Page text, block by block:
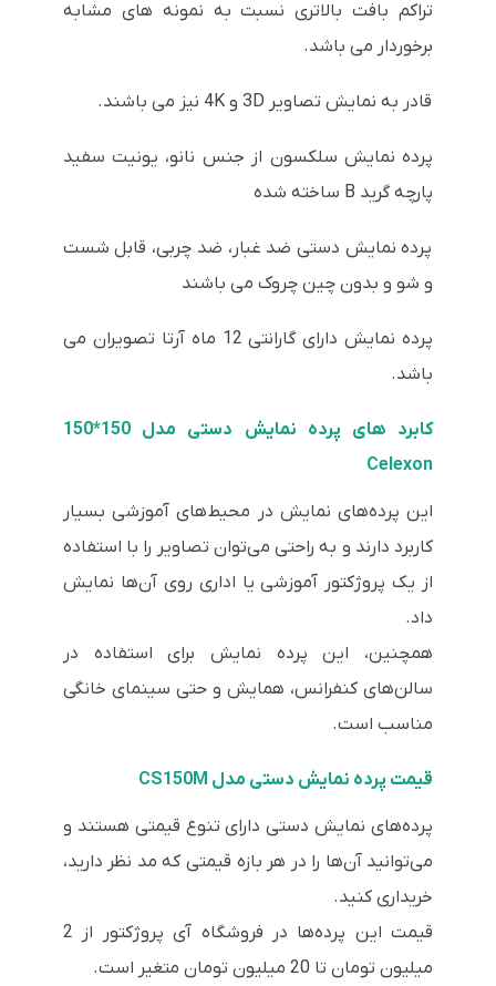
تراکم بافت بالاتری نسبت به نمونه های مشابه
برخوردار می باشد.
قادر به نمایش تصاویر 3D و 4K نیز می باشند.
پرده نمایش سلکسون از جنس نانو، یونیت سفید
پارچه گرید B ساخته شده
پرده نمایش دستی ضد غبار، ضد چربی، قابل شست
و شو و بدون چین چروک می باشند
پرده نمایش دارای گارانتی 12 ماه آرتا تصویران می
باشد.
کابرد های پرده نمایش دستی مدل 150*150
Celexon
این پرده‌های نمایش در محیط‌های آموزشی بسیار
کاربرد دارند و به راحتی می‌توان تصاویر را با استفاده
از یک پروژکتور آموزشی یا اداری روی آن‌ها نمایش
داد.
همچنین، این پرده نمایش برای استفاده در
سالن‌های کنفرانس، همایش و حتی سینمای خانگی
مناسب است.
قیمت پرده نمایش دستی مدل CS150M
پرده‌های نمایش دستی دارای تنوع قیمتی هستند و
می‌توانید آن‌ها را در هر بازه قیمتی که مد نظر دارید،
خریداری کنید.
قیمت این پرده‌ها در فروشگاه آی پروژکتور از 2
میلیون تومان تا 20 میلیون تومان متغیر است.